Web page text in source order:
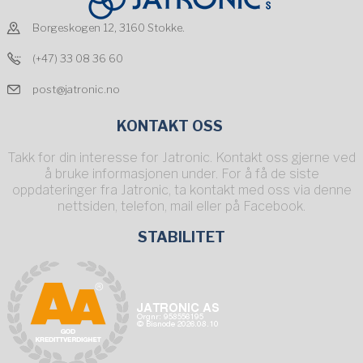
Borgeskogen 12, 3160 Stokke.
(+47) 33 08 36 60
post@jatronic.no
KONTAKT OSS
Takk for din interesse for Jatronic. Kontakt oss gjerne ved
å bruke informasjonen under. For å få de siste
oppdateringer fra Jatronic, ta kontakt med oss via denne
nettsiden, telefon, mail eller på Facebook.
STABILITET